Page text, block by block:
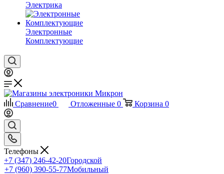
Электрика
Электронные
Комплектующие
Сравнение0 Отложенные 0 Корзина 0
Телефоны
+7 (347) 246-42-20Городской
+7 (960) 390-55-77Мобильный